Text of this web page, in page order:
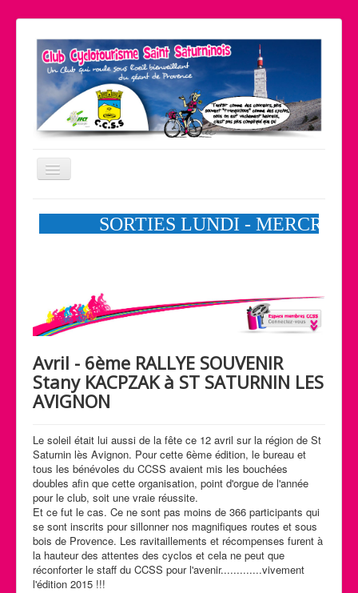
Basculer
Nos partenaires
Accueil
Calendrier des activités
Manifestations
Avril - 6ème RALLYE SOUVENIR
Stany KACPZAK à ST SATURNIN LES
AVIGNON
Le soleil était lui aussi de la fête ce 12 avril sur la région de St
Saturnin lès Avignon. Pour cette 6ème édition, le bureau et
tous les bénévoles du CCSS avaient mis les bouchées
doubles afin que cette organisation, point d'orgue de l'année
pour le club, soit une vraie réussite.
Et ce fut le cas. Ce ne sont pas moins de 366 participants qui
se sont inscrits pour sillonner nos magnifiques routes et sous
bois de Provence. Les ravitaillements et récompenses furent à
la hauteur des attentes des cyclos et cela ne peut que
réconforter le staff du CCSS pour l'avenir.............vivement
l'édition 2015 !!!